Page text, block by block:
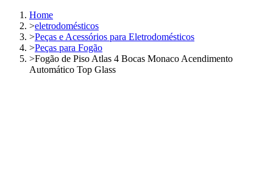
Home
>eletrodomésticos
>Peças e Acessórios para Eletrodomésticos
>Peças para Fogão
>Fogão de Piso Atlas 4 Bocas Monaco Acendimento
Automático Top Glass